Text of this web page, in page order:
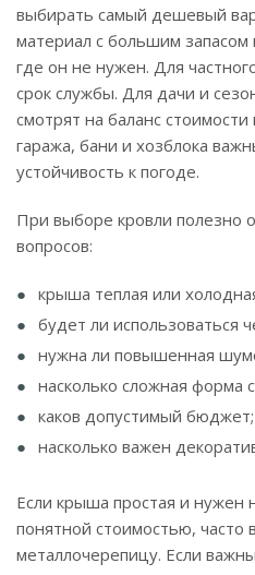
выбирать самый дешевый
материал с большим запасом
где он не нужен. Для
срок службы. Для дачи и
смотрят на баланс
гаража, бани и хозблока
устойчивость к погоде.
При выборе кровли полезно
вопросов:
крыша теплая или
будет ли использоваться
нужна ли повышенная
насколько сложная форма
каков допустимый бюджет;
насколько важен
Если крыша простая и нужен
понятной стоимостью,
металлочерепицу. Если